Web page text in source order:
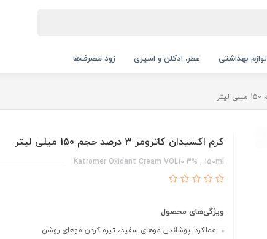
لوازم بهداشتی عطر، ادکلن و اسپری زود مصرف‌ها
کرم اکسیدان کاترومر 3 درصد حجم 150 میلی لیتر
Katromer Oxidant Cream VOL10 3% , 150ml
ویژگی‌های محصول
عملکرد: پوشاندن موهای سفید، تیره کردن موهای روشن